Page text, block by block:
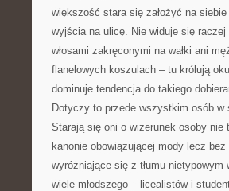
większość stara się założyć na
wyjścia na ulicę. Nie widuje się
włosami zakręconymi na wałki ani
flanelowych koszulach – tu królują
dominuje tendencja do takiego
Dotyczy to przede wszystkim osób w
Starają się oni o wizerunek osoby
kanonie obowiązującej mody lecz
wyróżniające się z tłumu
wiele młodszego – licealistów i